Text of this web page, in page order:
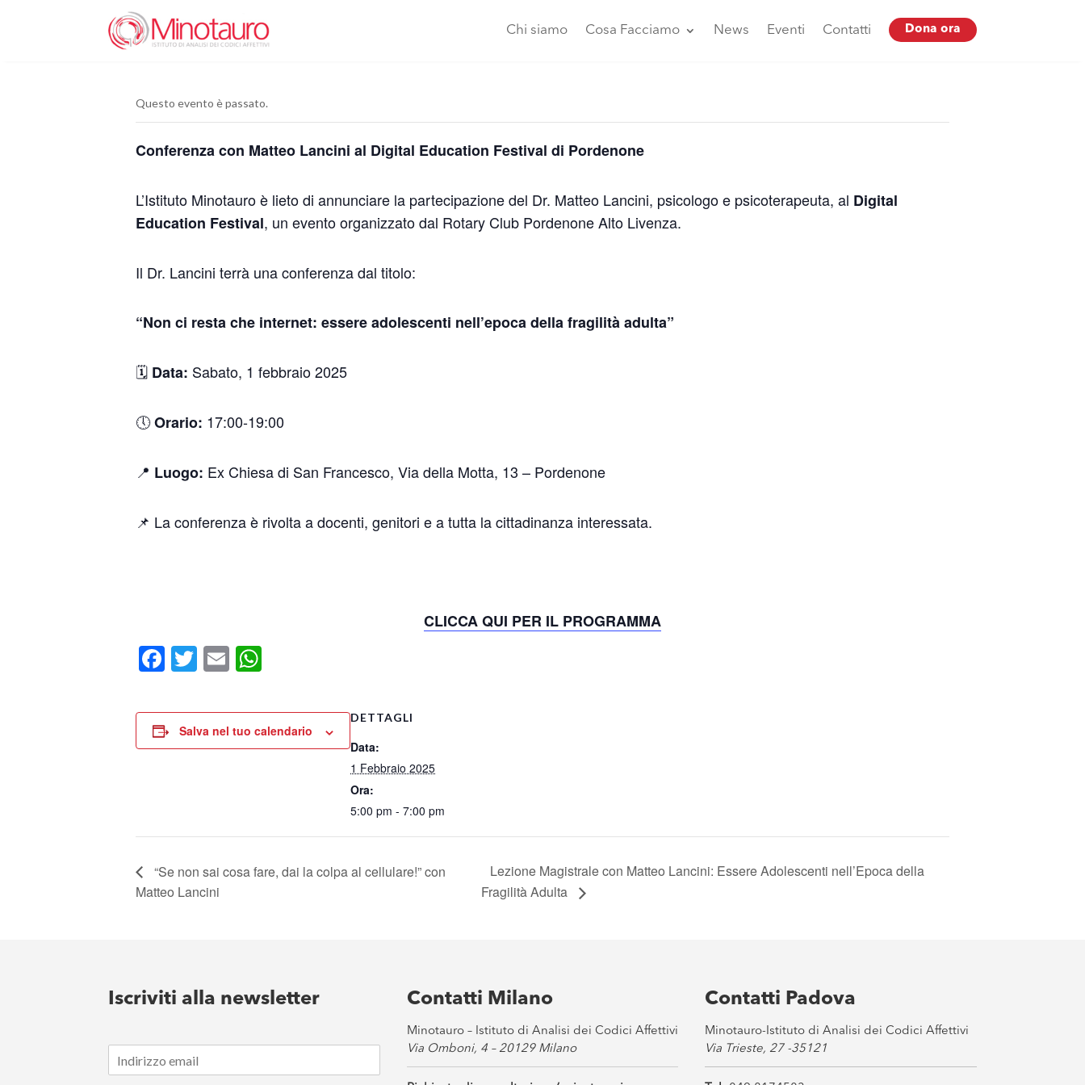
Chi siamo Cosa Facciamo News Eventi Contatti Dona ora
Questo evento è passato.
Conferenza con Matteo Lancini al Digital Education Festival di Pordenone
L’Istituto Minotauro è lieto di annunciare la partecipazione del Dr. Matteo Lancini, psicologo e psicoterapeuta, al Digital
Education Festival, un evento organizzato dal Rotary Club Pordenone Alto Livenza.
Il Dr. Lancini terrà una conferenza dal titolo:
“Non ci resta che internet: essere adolescenti nell’epoca della fragilità adulta”
🗓 Data: Sabato, 1 febbraio 2025
🕔Orario: 17:00-19:00
📍 Luogo: Ex Chiesa di San Francesco, Via della Motta, 13 – Pordenone
📌 La conferenza è rivolta a docenti, genitori e a tutta la cittadinanza interessata.
CLICCA QUI PER IL PROGRAMMA
Facebook
Twitter
Email
Salva nel tuo calendario
DETTAGLI
Data:
1 Febbraio 2025
Ora:
5:00 pm - 7:00 pm
“Se non sai cosa fare, dai la colpa al cellulare!” con
Matteo Lancini
Lezione Magistrale con Matteo Lancini: Essere Adolescenti nell’Epoca della
Fragilità Adulta
Iscriviti alla newsletter
m
Contatti Milano
Minotauro – Istituto di Analisi dei Codici Affettivi
Via Omboni, 4 – 20129 Milano
Contatti Padova
Minotauro-Istituto di Analisi dei Codici Affettivi
Via Trieste, 27 -35121